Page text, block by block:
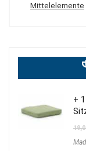
Mittelelemente
+